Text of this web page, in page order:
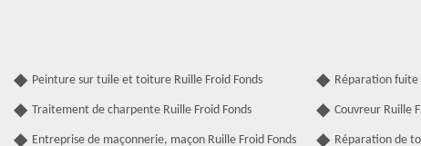
Peinture sur tuile et toiture Ruille Froid Fonds
Traitement de charpente Ruille Froid Fonds
Entreprise de maçonnerie, maçon Ruille Froid Fonds
Réparation fuite
Couvreur Ruille
Réparation de